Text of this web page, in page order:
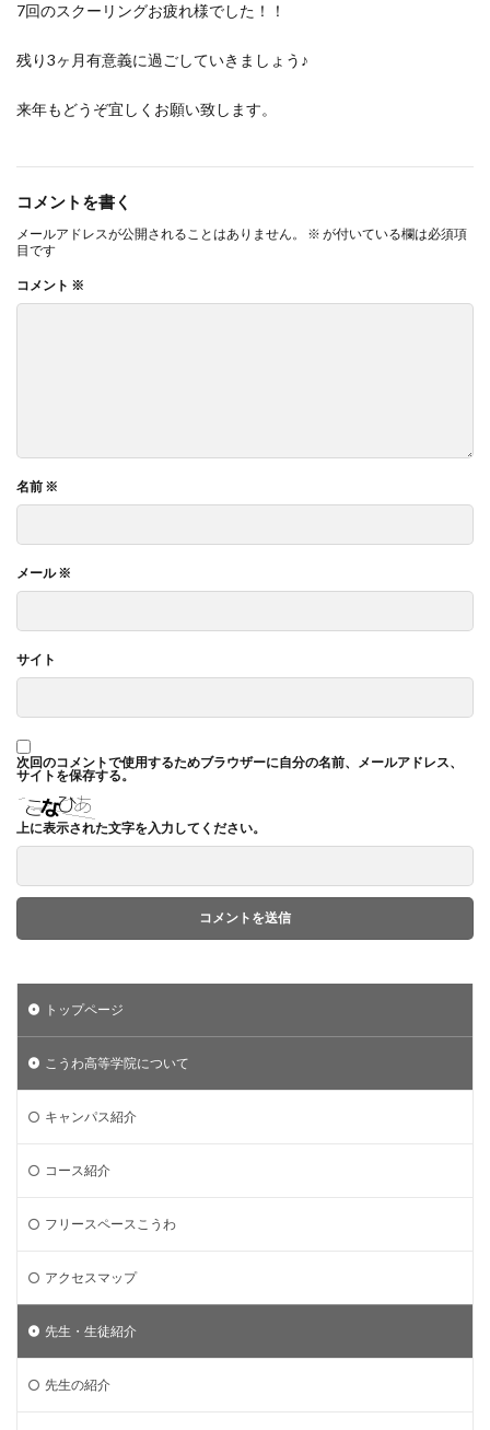
7回のスクーリングお疲れ様でした！！
残り3ヶ月有意義に過ごしていきましょう♪
来年もどうぞ宜しくお願い致します。
コメントを書く
メールアドレスが公開されることはありません。 ※ が付いている欄は必須項
目です
コメント ※
名前 ※
メール※
サイト
次回のコメントで使用するためブラウザーに自分の名前、メールアドレス、
サイトを保存する。
上に表示された文字を入力してください。
トップページ
こうわ高等学院について
キャンパス紹介
コース紹介
フリースペースこうわ
アクセスマップ
先生・生徒紹介
先生の紹介